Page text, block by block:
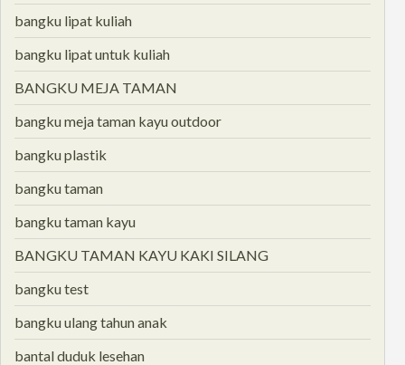
bangku lipat kuliah
bangku lipat untuk kuliah
BANGKU MEJA TAMAN
bangku meja taman kayu outdoor
bangku plastik
bangku taman
bangku taman kayu
BANGKU TAMAN KAYU KAKI SILANG
bangku test
bangku ulang tahun anak
bantal duduk lesehan